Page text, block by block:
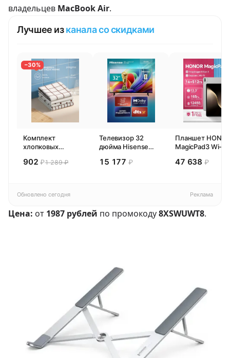
владельцев MacBook Air.
Лучшее изканала со скидками
−30%
Комплект
хлопковых
полотенец 4 шт,
902₽1 289 ₽
Телевизор 32
дюйма Hisense
Смарт ТВ HD
15 177 ₽
Планшет
MagicPad3 Wi-Fi,
Snapdragon 8,
47 638 ₽
Обновлено сегодня Реклама
Цена: от 1987 рублей по промокоду8XSWUWT8.